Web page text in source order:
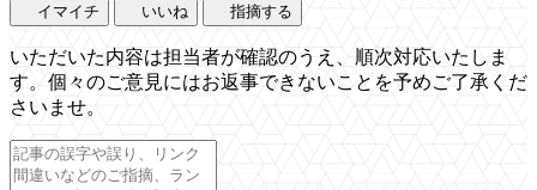
イマイチ いいね 指摘する
いただいた内容は担当者が確認のうえ、順次対応いたしま
す。個々のご意見にはお返事できないことを予めご了承くだ
さいませ。